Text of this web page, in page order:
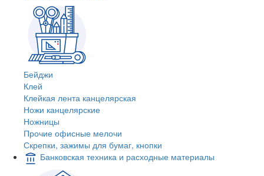
Бейджи
Клей
Клейкая лента канцелярская
Ножи канцелярские
Ножницы
Прочие офисные мелочи
Скрепки, зажимы для бумаг, кнопки
Банковская техника и расходные материалы